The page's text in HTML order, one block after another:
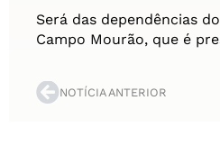
Será das dependências
Campo Mourão, que é
NOTÍCIA ANTERIOR